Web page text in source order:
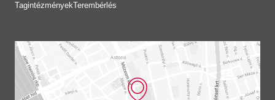
TagintézményekTerembérlés